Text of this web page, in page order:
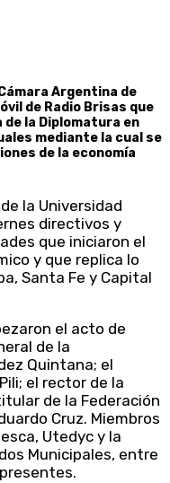
Argentina de
de Radio Brisas que
la Diplomatura en
mediante la cual se
de la economía
la Universidad
directivos y
que iniciaron el
y que replica lo
Santa Fe y Capital
el acto de
de la
Quintana; el
el rector de la
de la Federación
Cruz. Miembros
Utedyc y la
Municipales, entre